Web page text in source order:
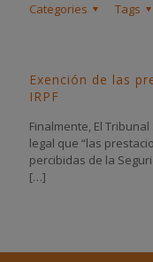
Categories Tags
Exención de las
IRPF
Finalmente, El
legal que “las
percibidas de la
[…]